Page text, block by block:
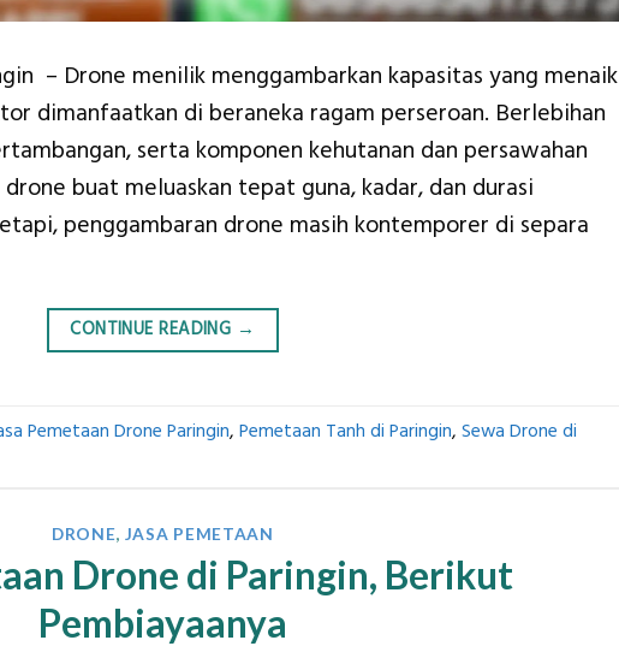
– Drone menilik menggambarkan kapasitas yang menaik
dimanfaatkan di beraneka ragam perseroan. Berlebihan
serta komponen kehutanan dan persawahan
buat meluaskan tepat guna, kadar, dan durasi
penggambaran drone masih kontemporer di separa
CONTINUE READING →
Pemetaan Drone Paringin, Pemetaan Tanh di Paringin, Sewa Drone di
DRONE, JASA PEMETAAN
Drone di Paringin, Berikut
Pembiayaanya